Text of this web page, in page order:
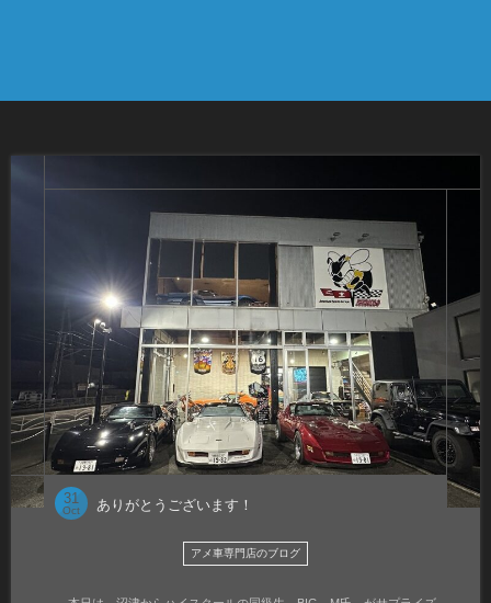
31
Oct ありがとうございます！
アメ車専門店のブログ